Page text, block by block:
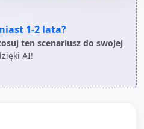
1-2 lata?
ten scenariusz do swojej
AI!